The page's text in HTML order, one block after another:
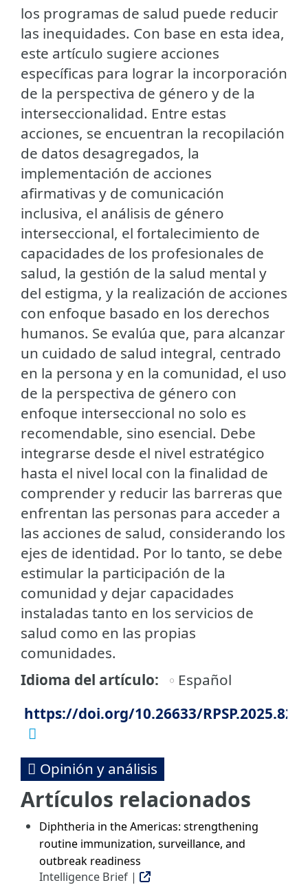
los programas de salud puede reducir
las inequidades. Con base en esta idea,
este artículo sugiere acciones
específicas para lograr la incorporación
de la perspectiva de género y de la
interseccionalidad. Entre estas
acciones, se encuentran la recopilación
de datos desagregados, la
implementación de acciones
afirmativas y de comunicación
inclusiva, el análisis de género
interseccional, el fortalecimiento de
capacidades de los profesionales de
salud, la gestión de la salud mental y
del estigma, y la realización de acciones
con enfoque basado en los derechos
humanos. Se evalúa que, para alcanzar
un cuidado de salud integral, centrado
en la persona y en la comunidad, el uso
de la perspectiva de género con
enfoque interseccional no solo es
recomendable, sino esencial. Debe
integrarse desde el nivel estratégico
hasta el nivel local con la finalidad de
comprender y reducir las barreras que
enfrentan las personas para acceder a
las acciones de salud, considerando los
ejes de identidad. Por lo tanto, se debe
estimular la participación de la
comunidad y dejar capacidades
instaladas tanto en los servicios de
salud como en las propias
comunidades.
Idioma del artículo
Español
https://doi.org/10.26633/RPSP.2025.82
Opinión y análisis
Artículos relacionados
Diphtheria in the Americas: strengthening
routine immunization, surveillance, and
outbreak readiness
Intelligence Brief |